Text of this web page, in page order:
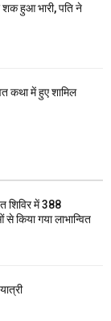
शक हुआ भारी, पति ने
कथा में हुए शामिल
शिविर में 388
किया गया लाभान्वित